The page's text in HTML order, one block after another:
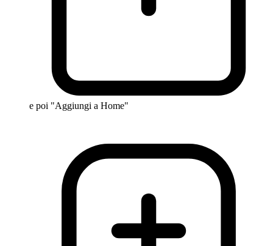
e poi "Aggiungi a Home"